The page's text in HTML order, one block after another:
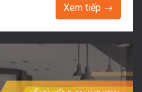
Xem tiếp →